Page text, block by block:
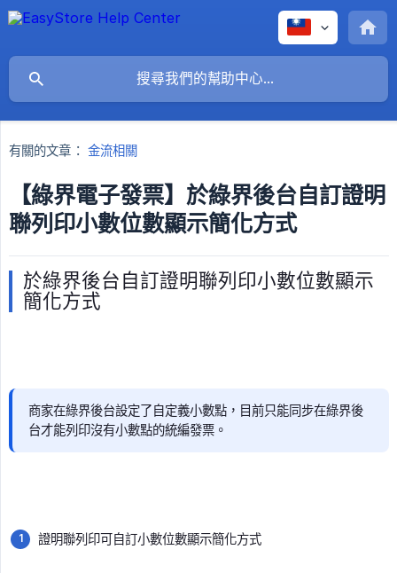
有關的文章： 金流相關
【綠界電子發票】於綠界後台自訂證明
聯列印小數位數顯示簡化方式
於綠界後台自訂證明聯列印小數位數顯示
簡化方式
商家在綠界後台設定了自定義小數點，目前只能同步在綠界後
台才能列印沒有小數點的統編發票。
證明聯列印可自訂小數位數顯示簡化方式